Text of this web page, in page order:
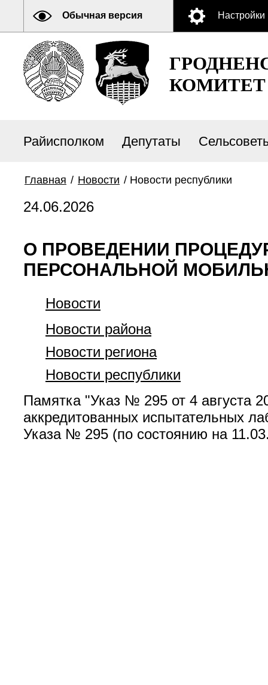
Обычная версия Настройки
КОМИТЕТ
Райисполком Депутаты
Главная / Новости / Новости республики
24.06.2026
О ПРОВЕДЕНИИ
ПЕРСОНАЛЬНОЙ
Новости
Новости района
Новости региона
Новости республики
Памятка "Указ № 295 от 4 августа
аккредитованных испытательных
Указа № 295 (по состоянию на